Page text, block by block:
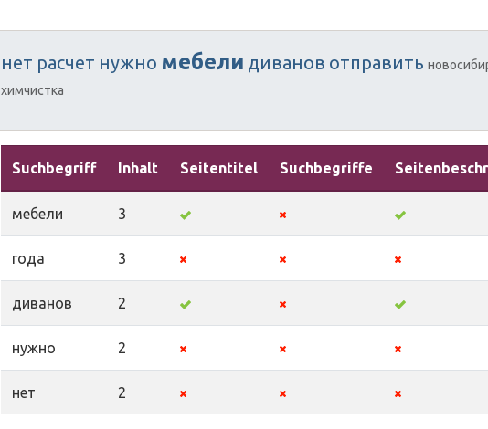
нет расчет нужно мебели диванов отправить
химчистка
Suchbegriff Inhalt Seitentitel Suchbegriffe
мебели 3
года 3
диванов 2
нужно 2
нет 2